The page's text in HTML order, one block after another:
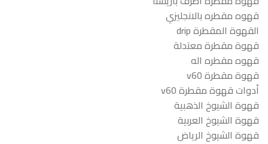
قهوه مقطره بالانجليزي
القهوة المقطرة drip
قهوة مقطرة معتدلة
قهوه مقطره اله
قهوة مقطرة v60
أدوات قهوة مقطرة v60
قهوة الشيوخ الذهبية
قهوة الشيوخ العربية
قهوة الشيوخ الرياض